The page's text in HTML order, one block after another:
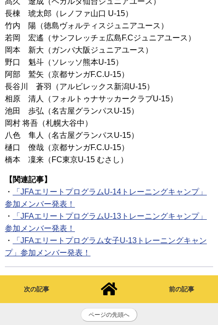
長棟 琥太郎（レノファ山口 U-15）
竹内 陽（徳島ヴォルティスジュニアユース）
若岡 宏遙（サンフレッチェ広島F.Cジュニアユース）
岡本 新大（ガンバ大阪ジュニアユース）
野口 魁斗（ソレッソ熊本U-15）
阿部 鷲矢（京都サンガF.C.U-15）
長谷川 蒼羽（アルビレックス新潟U-15）
相原 清人（フォルトゥナサッカークラブU-15）
池田 歩弘（名古屋グランパスU-15）
岡村 将吾（札幌大谷中）
八色 隼人（名古屋グランパスU-15）
樋口 僚哉（京都サンガF.C.U-15）
橋本 凜来（FC東京U-15 むさし）
【関連記事】
・
「JFAエリートプログラムU-14トレーニングキャンプ」
参加メンバー発表！
・
「JFAエリートプログラムU-13トレーニングキャンプ」
参加メンバー発表！
・
「JFAエリートプログラム女子U-13トレーニングキャン
プ」参加メンバー発表！
次の記事 前の記事
ページの先頭へ